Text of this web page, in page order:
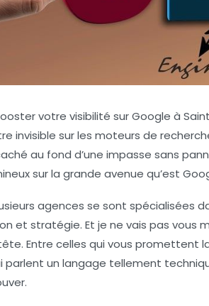
votre visibilité sur Google à
invisible sur les moteurs de
au fond d’une impasse sans
sur la grande avenue qu’est
agences se sont spécialisées
et stratégie. Et je ne vais pas vous
Entre celles qui vous promettent
parlent un langage tellement